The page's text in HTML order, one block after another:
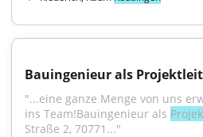
Bauingenieur als
"...eine ganze Menge von uns
ins Team!Bauingenieur als
Straße 2, 70771..."